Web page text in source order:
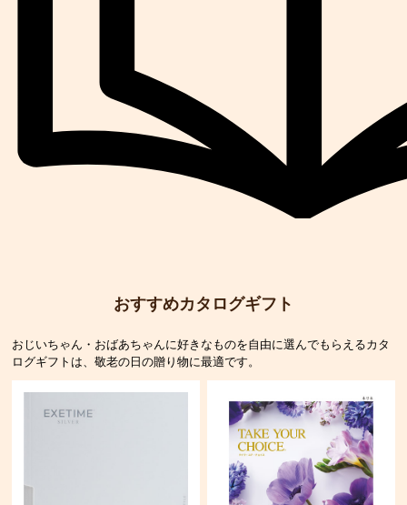
おすすめカタログギフト
おじいちゃん・おばあちゃんに好きなものを自由に選んでもらえるカタ
ログギフトは、敬老の日の贈り物に最適です。